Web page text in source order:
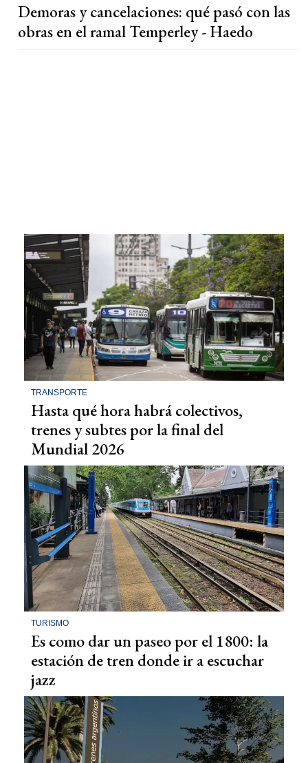
Demoras y cancelaciones: qué pasó con las
obras en el ramal Temperley - Haedo
TRANSPORTE
Hasta qué hora habrá colectivos,
trenes y subtes por la final del
Mundial 2026
TURISMO
Es como dar un paseo por el 1800: la
estación de tren donde ir a escuchar
jazz